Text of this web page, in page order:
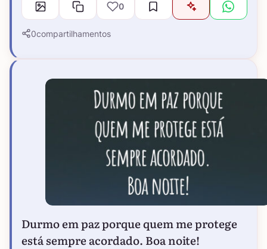
0
0compartilhamentos
Durmo em paz porque quem me protege
está sempre acordado. Boa noite!